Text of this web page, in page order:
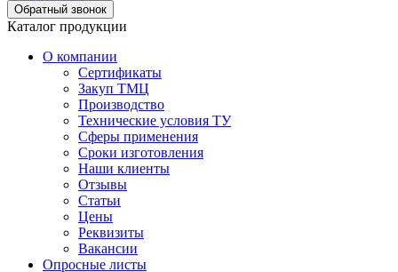
Каталог продукции
О компании
Сертификаты
Закуп ТМЦ
Производство
Технические условия ТУ
Сферы применения
Сроки изготовления
Наши клиенты
Отзывы
Статьи
Цены
Реквизиты
Вакансии
Опросные листы